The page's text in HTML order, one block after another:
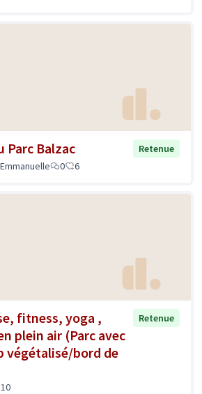
Parc Balzac
Retenue
0 6
fitness, yoga ,
plein air (Parc avec
végétalisé/bord de
Retenue
10